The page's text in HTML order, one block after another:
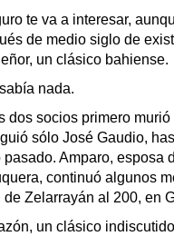
te va a interesar,
de medio siglo de
un clásico bahiense.
nada.
dos socios primero murió
sólo José Gaudio,
Amparo, esposa
continuó algunos
Zelarrayán al 200, en
un clásico